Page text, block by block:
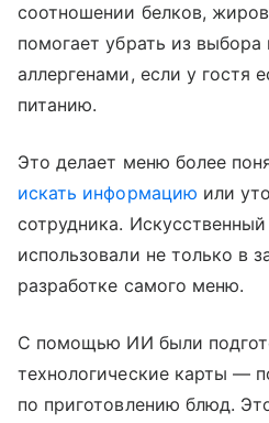
соотношении белков,
помогает убрать из выбора
аллергенами, если у гостя
питанию.
Это делает меню более
искать информацию или
сотрудника. Искусственный
использовали не только в
разработке самого меню.
С помощью ИИ были
технологические карты —
по приготовлению блюд.